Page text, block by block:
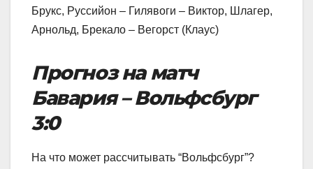
Брукс, Руссийон – Гилявоги – Виктор, Шлагер,
Арнольд, Брекало – Вегорст (Клаус)
Прогноз на матч
Бавария – Вольфсбург
3:0
На что может рассчитывать “Вольфсбург”?